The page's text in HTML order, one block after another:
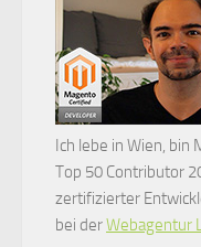
Ich lebe in Wien, bin
Top 50 Contributor
zertifizierter
bei derWebagentur